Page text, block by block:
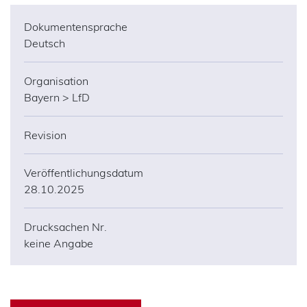
Dokumentensprache
Deutsch
Organisation
Bayern
LfD
Revision
Veröffentlichungsdatum
28.10.2025
Drucksachen Nr.
keine Angabe
Adressdaten
Anonymisierung 104
Apps
Arbeitgeber